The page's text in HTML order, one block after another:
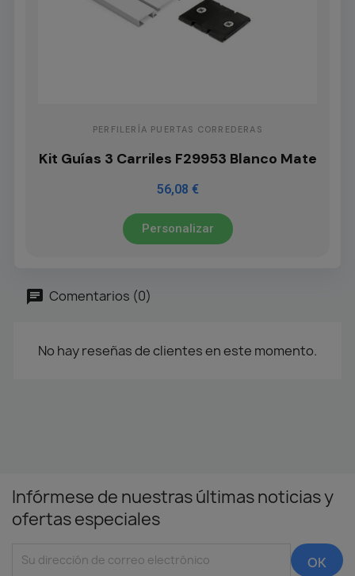
PERFILERÍA PUERTAS CORREDERAS
Kit Guías 3 Carriles F29953 Blanco Mate
56,08 €
Personalizar
Comentarios (0)
No hay reseñas de clientes en este momento.
Infórmese de nuestras últimas noticias y
ofertas especiales